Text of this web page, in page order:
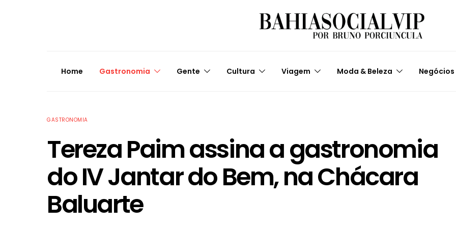
Home Gastronomia Gente Cultura Viagem Moda & Beleza Negócios
GASTRONOMIA
Tereza Paim assina a gastronomia
do IV Jantar do Bem, na Chácara
Baluarte